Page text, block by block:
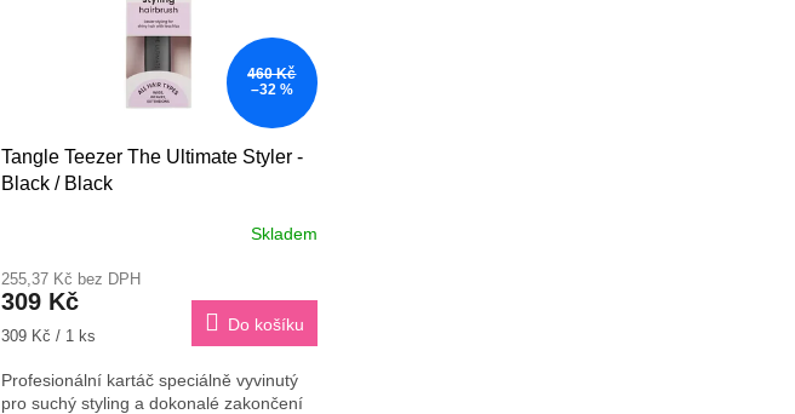
460 Kč
–32 %
Tangle Teezer The Ultimate Styler -
Black / Black
Skladem
255,37 Kč bez DPH
309 Kč
Měrná
309 Kč / 1 ks
Do košíku
Profesionální kartáč speciálně vyvinutý
pro suchý styling a dokonalé zakončení